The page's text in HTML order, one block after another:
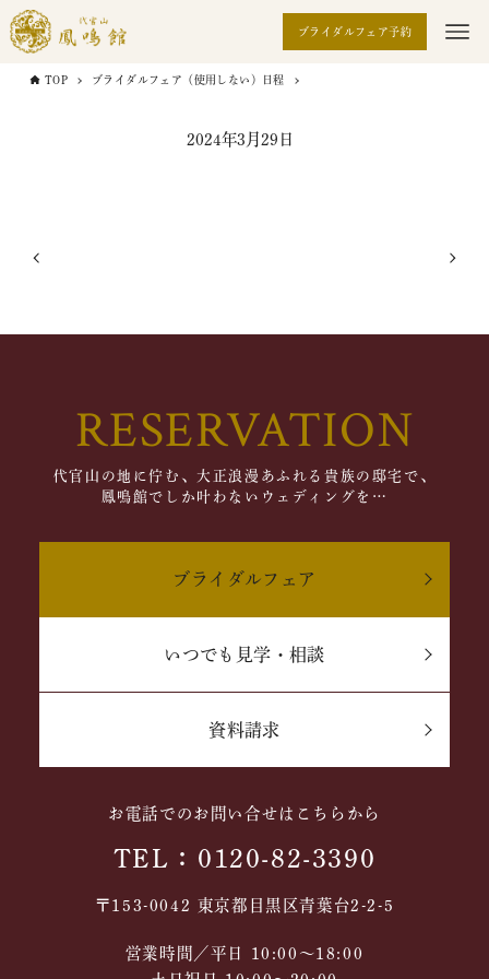
ブライダルフェア予約
TOP ブライダルフェア（使用しない）日程
2024年3月29日
RESERVATION
代官山の地に佇む、大正浪漫あふれる貴族の邸宅で、
鳳鳴館でしか叶わないウェディングを…
ブライダルフェア
いつでも見学・相談
資料請求
お電話でのお問い合せはこちらから
TEL：0120-82-3390
〒153-0042 東京都目黒区青葉台2-2-5
営業時間／平日 10:00～18:00